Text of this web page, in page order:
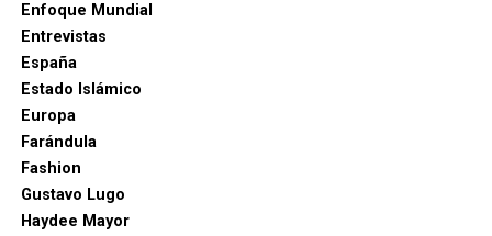
Enfoque Mundial
Entrevistas
España
Estado Islámico
Europa
Farándula
Fashion
Gustavo Lugo
Haydee Mayor